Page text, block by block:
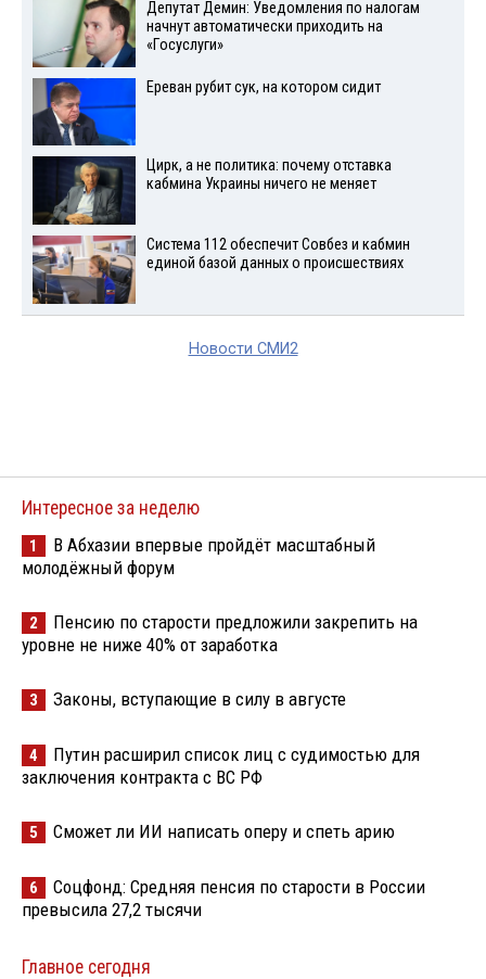
Депутат Демин: Уведомления по налогам
начнут автоматически приходить на
«Госуслуги»
Ереван рубит сук, на котором сидит
Цирк, а не политика: почему отставка
кабмина Украины ничего не меняет
Система 112 обеспечит Совбез и кабмин
единой базой данных о происшествиях
Новости СМИ2
Интересное за неделю
1
В Абхазии впервые пройдёт масштабный
молодёжный форум
2
Пенсию по старости предложили закрепить на
уровне не ниже 40% от заработка
3 Законы, вступающие в силу в августе
4
Путин расширил список лиц с судимостью для
заключения контракта с ВС РФ
5 Сможет ли ИИ написать оперу и спеть арию
6
Соцфонд: Средняя пенсия по старости в России
превысила 27,2 тысячи
Главное сегодня